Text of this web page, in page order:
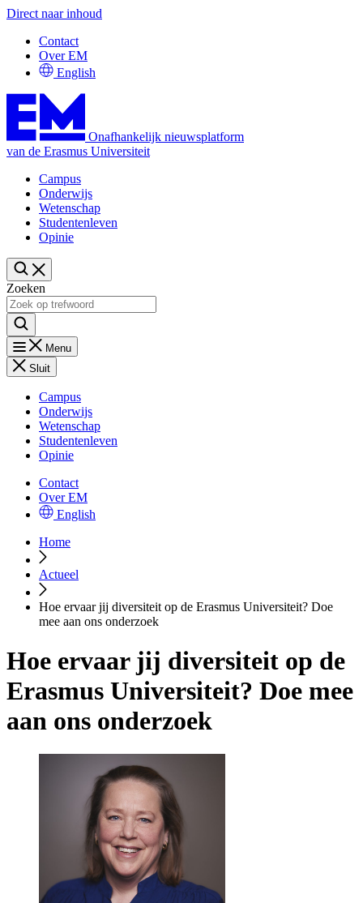
Direct naar inhoud
Contact
Over EM
English
Onafhankelijk nieuwsplatform
van de Erasmus Universiteit
Campus
Onderwijs
Wetenschap
Studentenleven
Opinie
Zoeken
Menu
Sluit
Campus
Onderwijs
Wetenschap
Studentenleven
Opinie
Contact
Over EM
English
Home
Actueel
Hoe ervaar jij diversiteit op de Erasmus Universiteit? Doe
mee aan ons onderzoek
Hoe ervaar jij diversiteit op de
Erasmus Universiteit? Doe mee
aan ons onderzoek